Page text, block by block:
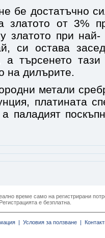
бе достатъчно
златото от 3%
златото при най-
си остава
а търсенето
на дилърите.
метали
платината
паладият
време само на регистрирани
е безплатна.
| Условия за ползване |